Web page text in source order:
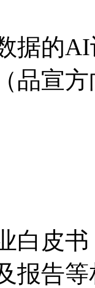
据的
品宣
白皮
报告